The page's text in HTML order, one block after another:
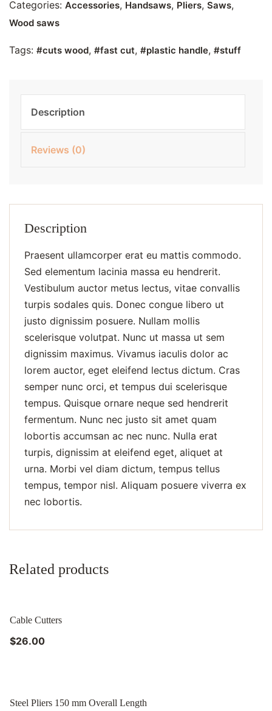
Categories: Accessories, Handsaws, Pliers, Saws,
Wood saws
Tags: cuts wood, fast cut, plastic handle, stuff
Description
Reviews (0)
Description
Praesent ullamcorper erat eu mattis commodo.
Sed elementum lacinia massa eu hendrerit.
Vestibulum auctor metus lectus, vitae convallis
turpis sodales quis. Donec congue libero ut
justo dignissim posuere. Nullam mollis
scelerisque volutpat. Nunc ut massa ut sem
dignissim maximus. Vivamus iaculis dolor ac
lorem auctor, eget eleifend lectus dictum. Cras
semper nunc orci, et tempus dui scelerisque
tempus. Quisque ornare neque sed hendrerit
fermentum. Nunc nec justo sit amet quam
lobortis accumsan ac nec nunc. Nulla erat
turpis, dignissim at eleifend eget, aliquet at
urna. Morbi vel diam dictum, tempus tellus
tempus, tempor nisl. Aliquam posuere viverra ex
nec lobortis.
Related products
Cable Cutters
$26.00
Steel Pliers 150 mm Overall Length